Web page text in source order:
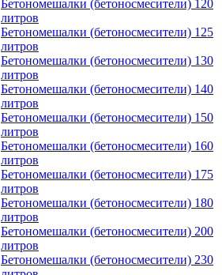
Бетономешалки (бетоносмесители) 120
литров
Бетономешалки (бетоносмесители) 125
литров
Бетономешалки (бетоносмесители) 130
литров
Бетономешалки (бетоносмесители) 140
литров
Бетономешалки (бетоносмесители) 150
литров
Бетономешалки (бетоносмесители) 160
литров
Бетономешалки (бетоносмесители) 175
литров
Бетономешалки (бетоносмесители) 180
литров
Бетономешалки (бетоносмесители) 200
литров
Бетономешалки (бетоносмесители) 230